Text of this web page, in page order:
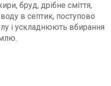
бруд, дрібне сміття,
в септик, поступово
і ускладнюють вбирання